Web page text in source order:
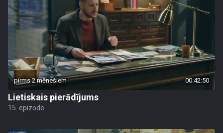
pirms 2 mēnešiem 00:42:50
Lietiskais pierādījums
15. epizode